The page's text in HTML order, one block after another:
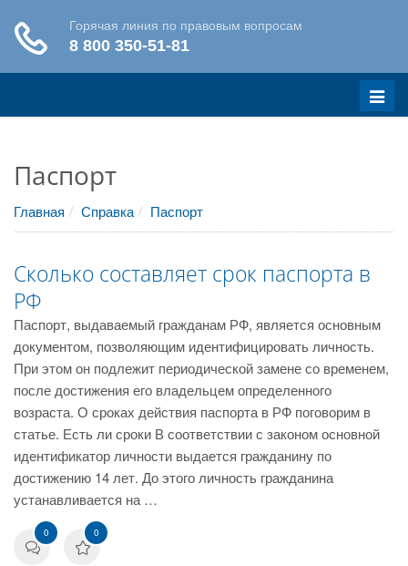
Меню
Паспорт
Главная Справка Паспорт
Сколько составляет срок паспорта в
РФ
Паспорт, выдаваемый гражданам РФ, является основным
документом, позволяющим идентифицировать личность.
При этом он подлежит периодической замене со временем,
после достижения его владельцем определенного
возраста. О сроках действия паспорта в РФ поговорим в
статье. Есть ли сроки В соответствии с законом основной
идентификатор личности выдается гражданину по
достижению 14 лет. До этого личность гражданина
устанавливается на …
0 0